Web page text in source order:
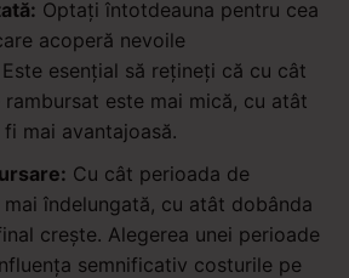
Optați întotdeauna pentru cea
acoperă nevoile
esențial să rețineți că cu cât
rambursat este mai mică, cu atât
mai avantajoasă.
Cu cât perioada de
îndelungată, cu atât dobânda
crește. Alegerea unei perioade
semnificativ costurile pe